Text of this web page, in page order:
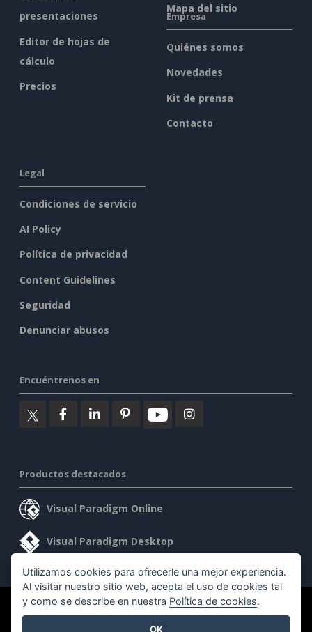
presentaciones
Editor de hojas de
cálculo
Precios
Mapa del sitio
Empresa
Quiénes somos
Novedades
Kit de prensa
Contacto
Legal
Condiciones de servicio
AI Policy
Política de privacidad
Content Guidelines
Seguridad
Denunciar abusos
Encuéntrenos en
Productos destacados
Visual Paradigm Online
Visual Paradigm Desktop
©2026 by Visual Paradigm. Todos los derechos reservados.
Utilizamos cookies para ofrecerle una mejor experiencia.
Al visitar nuestro sitio web, acepta el uso de cookies tal
y como se describe en nuestra Política de cookies.
OK